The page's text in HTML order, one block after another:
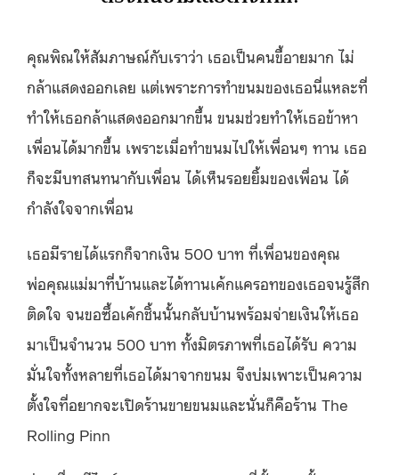
คุณพิณให้สัมภาษณ์กับเราว่า เธอเป็นคนขี้อายมาก ไม่
กล้าแสดงออกเลย แต่เพราะการทำขนมของเธอนี่แหละที่
ทำให้เธอกล้าแสดงออกมากขึ้น ขนมช่วยทำให้เธอข้าหา
เพื่อนได้มากขึ้น เพราะเมื่อทำขนมไปให้เพื่อนๆ ทาน เธอ
ก็จะมีบทสนทนากับเพื่อน ได้เห็นรอยยิ้มของเพื่อน ได้
กำลังใจจากเพื่อน
เธอมีรายได้แรกก็จากเงิน 500 บาท ที่เพื่อนของคุณ
พ่อคุณแม่มาที่บ้านและได้ทานเค้กแครอทของเธอจนรู้สึก
ติดใจ จนขอซื้อเค้กชิ้นนั้นกลับบ้านพร้อมจ่ายเงินให้เธอ
มาเป็นจำนวน 500 บาท ทั้งมิตรภาพที่เธอได้รับ ความ
มั่นใจทั้งหลายที่เธอได้มาจากขนม จึงบ่มเพาะเป็นความ
ตั้งใจที่อยากจะเปิดร้านขายขนมและนั่นก็คือร้าน The
Rolling Pinn